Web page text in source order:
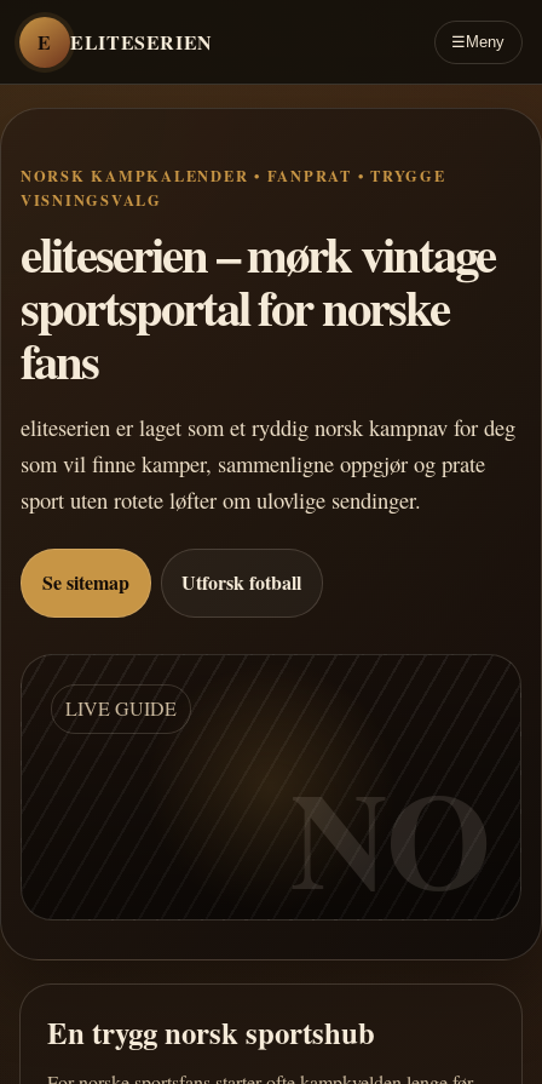
E ELITESERIEN ☰ Meny
NORSK KAMPKALENDER • FANPRAT • TRYGGE
VISNINGSVALG
eliteserien – mørk vintage
sportsportal for norske
fans
eliteserien er laget som et ryddig norsk kampnav for deg
som vil finne kamper, sammenligne oppgjør og prate
sport uten rotete løfter om ulovlige sendinger.
Se sitemap Utforsk fotball
LIVE GUIDE
NO
En trygg norsk sportshub